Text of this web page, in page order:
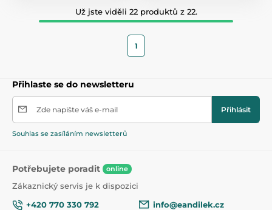
Už jste viděli 22 produktů z 22.
1
Přihlaste se do newsletteru
Zde napište váš e-mail Přihlásit
Souhlas se zasíláním newsletterů
Potřebujete poradit online
Zákaznický servis je k dispozici
+420 770 330 792
info@eandilek.cz